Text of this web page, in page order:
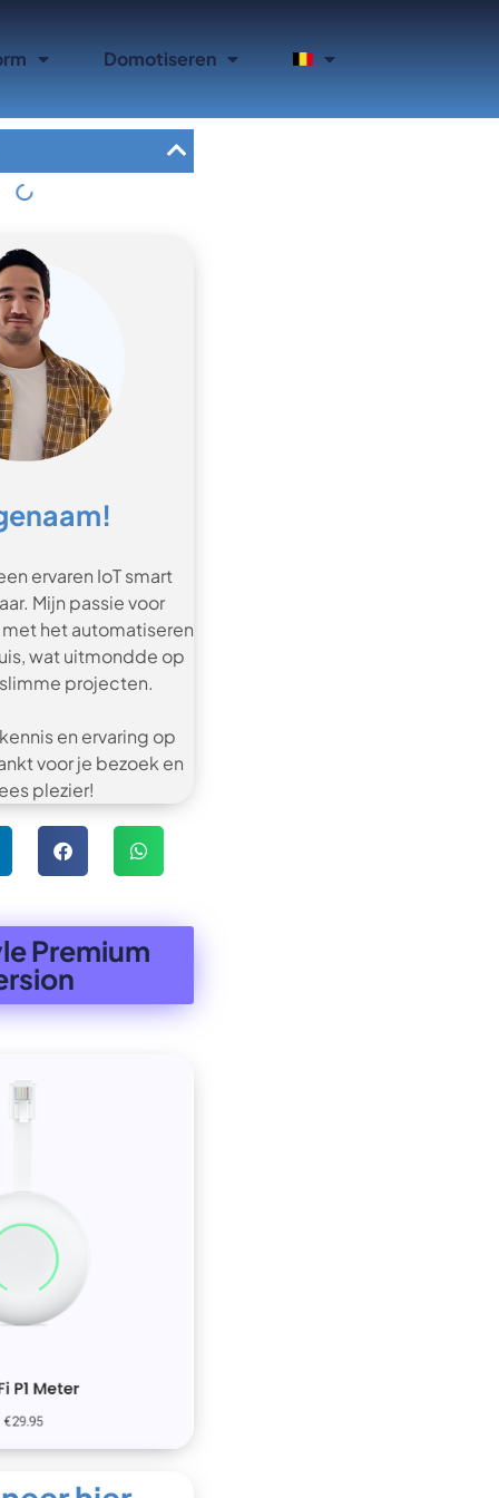
Domotiseren
ervaren IoT smart
Mijn passie voor
het automatiseren
wat uitmondde op
projecten.
en ervaring op
voor je bezoek en
plezier!
Premium